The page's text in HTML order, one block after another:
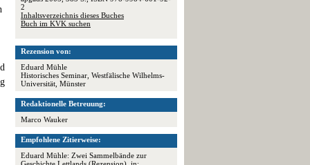
2
Inhaltsverzeichnis dieses Buches
Buch im KVK suchen
Rezension von:
Eduard Mühle
Historisches Seminar, Westfälische Wilhelms-
Universität, Münster
Redaktionelle Betreuung:
Marco Wauker
Empfohlene Zitierweise:
Eduard Mühle: Zwei Sammelbände zur